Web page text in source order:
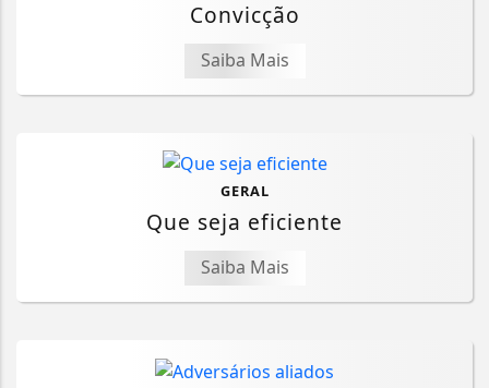
Convicção
Saiba Mais
GERAL
Que seja eficiente
Saiba Mais